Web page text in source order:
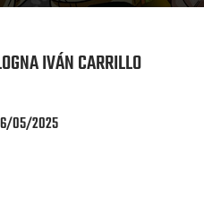
IVÁN CARRILLO
26/05/2025